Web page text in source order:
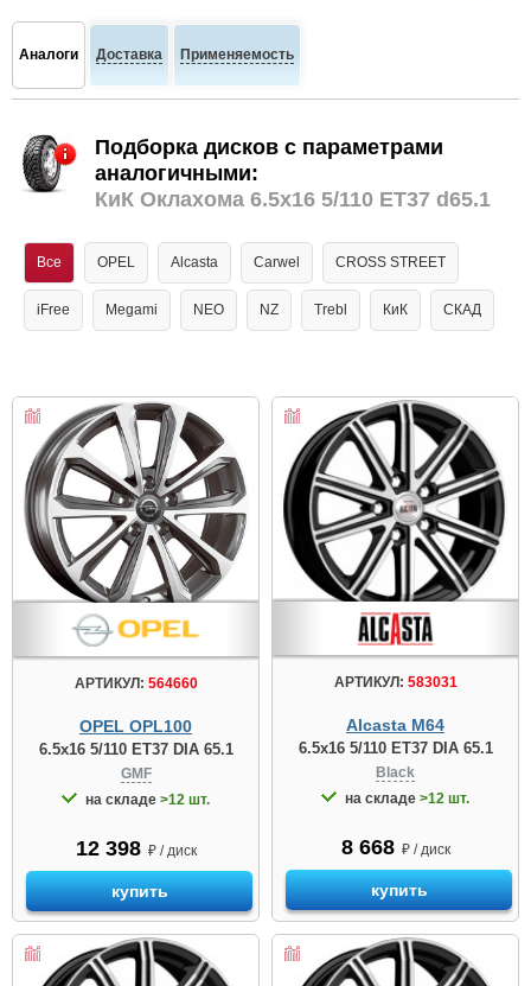
Аналоги Доставка Применяемость
Подборка дисков с параметрами
аналогичными:
КиК Оклахома 6.5x16 5/110 ET37 d65.1
Все OPEL Alcasta Carwel CROSS STREET
iFree Megami NEO NZ Trebl КиК СКАД
АРТИКУЛ: 564660
OPEL OPL100
6.5x16 5/110 ET37 DIA 65.1
GMF
на складе >12 шт.
12 398 ₽ / диск
купить
АРТИКУЛ: 583031
Alcasta M64
6.5x16 5/110 ET37 DIA 65.1
Black
на складе >12 шт.
8 668 ₽ / диск
купить